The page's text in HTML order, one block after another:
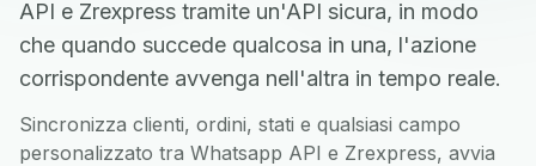
API e Zrexpress tramite un'API sicura, in modo
che quando succede qualcosa in una, l'azione
corrispondente avvenga nell'altra in tempo reale.
Sincronizza clienti, ordini, stati e qualsiasi campo
personalizzato tra Whatsapp API e Zrexpress, avvia